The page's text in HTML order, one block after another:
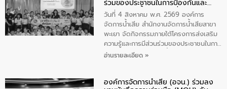
ความรู้เกี่ยวกับการจัดการน้ำเสียและการใช้
ถังดักไขมันให้แก่นักเรียนโรงเรียนวัดบ่อ
(นันทวิทยา) เทศบาลนครปากเกร็ด อำเภอ
ปากเกร็ด จังหวัดนนทบุรี จำนวน 30 คน
ร่วมของประชาชนในการป้องกันและ
แก้ไขปัญหาน้ำเสียอย่างยั่งยืน
วันที่ 4 สิงหาคม พ.ศ. 2569 องค์การ
จัดการน้ำเสีย สำนักงานจัดการน้ำเสียสาขา
พะเยา จัดกิจกรรมภายใต้โครงการส่งเสริม
ความรู้และการมีส่วนร่วมของประชาชนในการ
ป้องกันและแก้ไขปัญหาน้ำเสียอย่างยั่งยืน
ชุมชนและการบำบัดน้ำเสียเบื้องต้น ให้กับ
อ่านรายละเอียด »
องค์การจัดการน้ำเสีย (อจน.) ร่วมลง